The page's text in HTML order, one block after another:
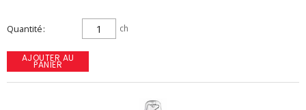
Quantité ch
AJOUTER AU
PANIER